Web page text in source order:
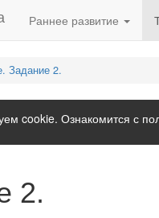
Раннее развитие
Задание 2.
cookie. Ознакомится с
2.